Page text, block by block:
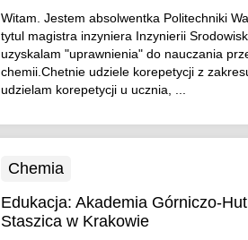
Witam. Jestem absolwentka Politechniki
tytul magistra inzyniera Inzynierii
uzyskalam "uprawnienia" do nauczania
chemii.Chetnie udziele korepetycji z
udzielam korepetycji u ucznia, ...
Chemia
Edukacja: Akademia Górniczo-
Staszica w Krakowie